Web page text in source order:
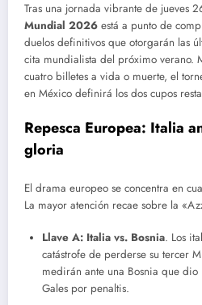
Tras una jornada vibrante de jueves
Mundial 2026 está a punto de
duelos definitivos que otorgarán las
cita mundialista del próximo verano.
cuatro billetes a vida o muerte, el
en México definirá los dos cupos
Repesca Europea: Italia
gloria
El drama europeo se concentra en
La mayor atención recae sobre la
Llave A: Italia vs. Bosnia. Los
catástrofe de perderse su tercer
medirán ante una Bosnia que
Gales por penaltis.